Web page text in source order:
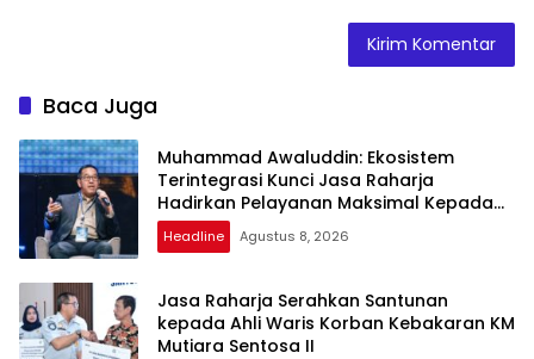
Baca Juga
Muhammad Awaluddin: Ekosistem
Terintegrasi Kunci Jasa Raharja
Hadirkan Pelayanan Maksimal Kepada
Masyarakat
Headline Agustus 8, 2026
Jasa Raharja Serahkan Santunan
kepada Ahli Waris Korban Kebakaran KM
Mutiara Sentosa II